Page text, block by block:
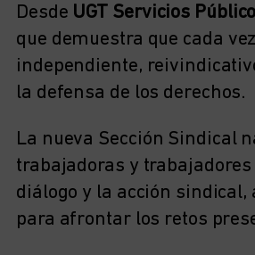
Desde UGT Servicios
que demuestra que cada
independiente,
la defensa de los derechos.
La nueva Sección Sindical
trabajadoras y
diálogo y la acción sindical,
para afrontar los retos